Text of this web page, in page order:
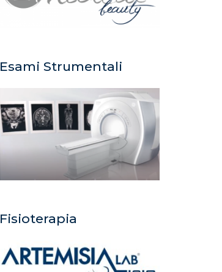
Esami Strumentali
Fisioterapia